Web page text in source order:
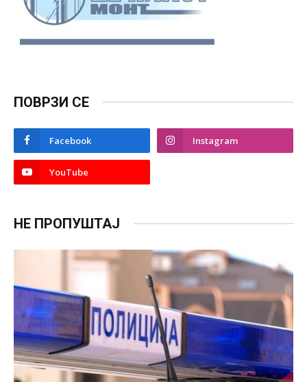
ПОВРЗИ СЕ
Facebook Instagram
YouTube
НЕ ПРОПУШТАЈ